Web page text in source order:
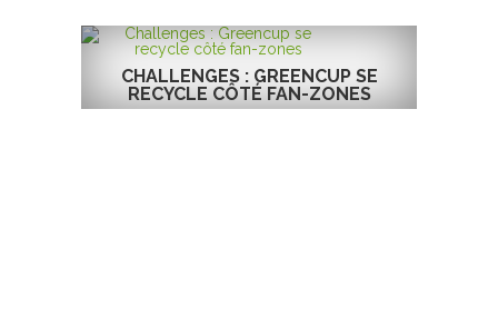
CHALLENGES : GREENCUP SE
RECYCLE CÔTÉ FAN-ZONES